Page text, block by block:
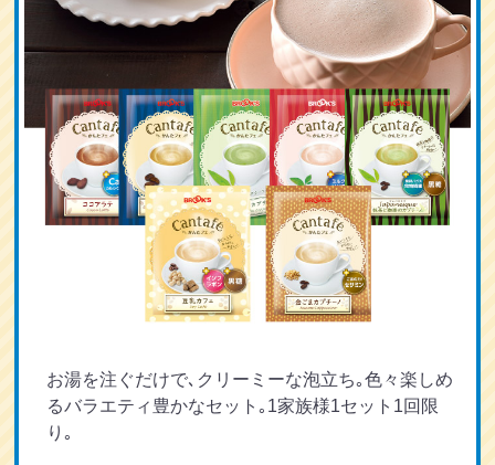
お湯を注ぐだけで､クリーミーな泡立ち｡色々楽しめ
るバラエティ豊かなセット｡1家族様1セット1回限
り｡